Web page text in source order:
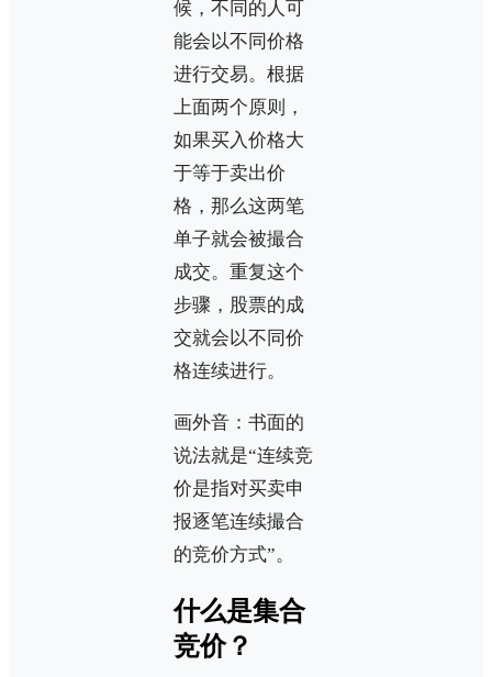
候，不同的人可
能会以不同价格
进行交易。根据
上面两个原则，
如果买入价格大
于等于卖出价
格，那么这两笔
单子就会被撮合
成交。重复这个
步骤，股票的成
交就会以不同价
格连续进行。
画外音：书面的
说法就是“连续竞
价是指对买卖申
报逐笔连续撮合
的竞价方式”。
什么是集合
竞价？